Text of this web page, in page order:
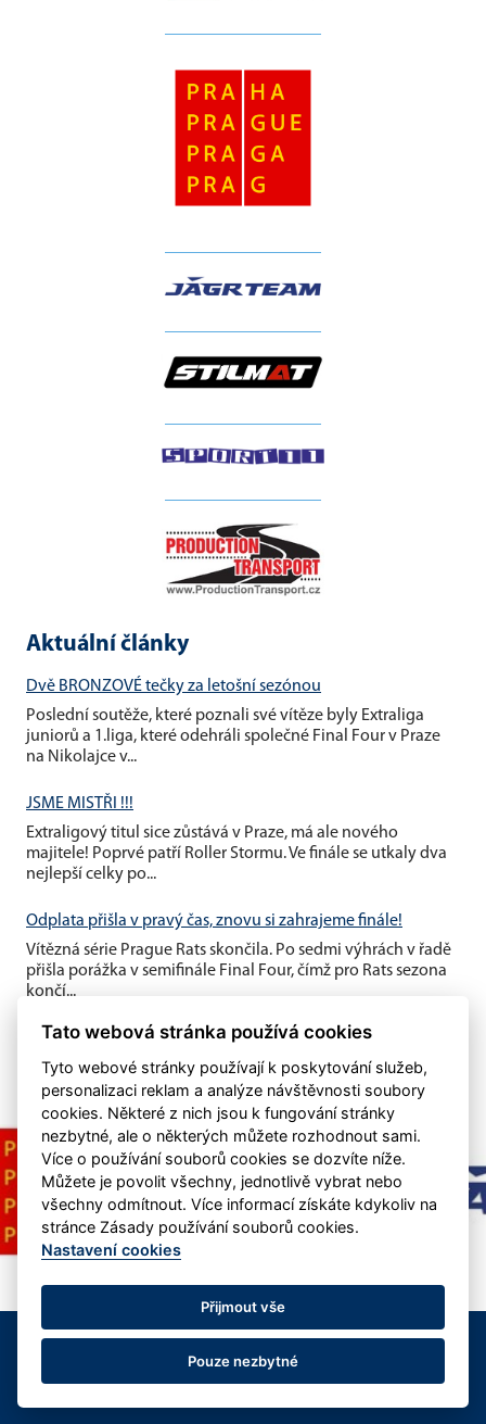
Aktuální články
Dvě BRONZOVÉ tečky za letošní sezónou
Poslední soutěže, které poznali své vítěze byly Extraliga
juniorů a 1.liga, které odehráli společné Final Four v Praze
na Nikolajce v...
JSME MISTŘI !!!
Extraligový titul sice zůstává v Praze, má ale nového
majitele! Poprvé patří Roller Stormu. Ve finále se utkaly dva
nejlepší celky po...
Odplata přišla v pravý čas, znovu si zahrajeme finále!
Vítězná série Prague Rats skončila. Po sedmi výhrách v řadě
přišla porážka v semifinále Final Four, čímž pro Rats sezona
končí...
©eSports s.r.o.&IHC Roller Storm Praha- kontakt:
info@rollerstorm.cz
Tato webová stránka používá cookies
Tyto webové stránky používají k poskytování služeb,
personalizaci reklam a analýze návštěvnosti soubory
cookies. Některé z nich jsou k fungování stránky
nezbytné, ale o některých můžete rozhodnout sami.
Více o používání souborů cookies se dozvíte níže.
Můžete je povolit všechny, jednotlivě vybrat nebo
všechny odmítnout. Více informací získáte kdykoliv na
stránce Zásady používání souborů cookies.
Nastavení cookies
Přijmout vše
Pouze nezbytné